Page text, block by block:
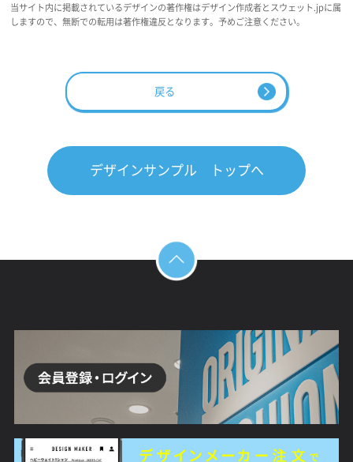
当サイト内に掲載されているデザインの著作権はデザイン作成者とスウェット.jpに属
しますので、無断での転用は著作権違反となります。予めご注意ください。
戻る
デザインサンプル トップへ